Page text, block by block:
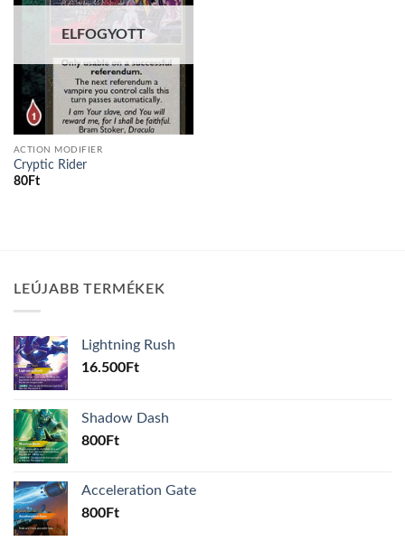
ELFOGYOTT
ACTION MODIFIER
Cryptic Rider
80Ft
LEÚJABB TERMÉKEK
Lightning Rush
16.500Ft
Shadow Dash
800Ft
Acceleration Gate
800Ft